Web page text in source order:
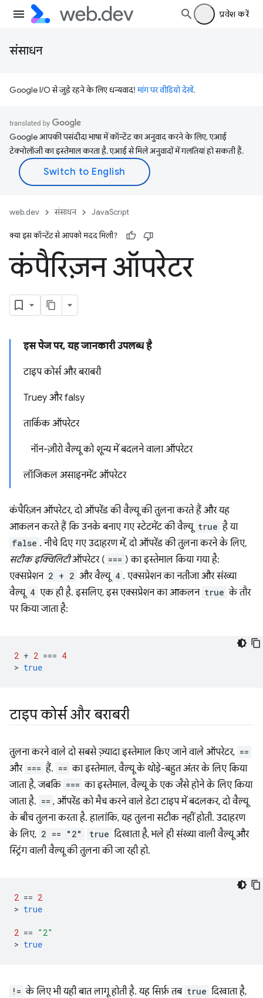
प्रवेश करें
संसाधन
Google I/O से जुड़े रहने के लिए धन्यवाद!मांग पर वीडियो देखें.
Google आपकी पसंदीदा भाषा में कॉन्टेंट का अनुवाद करने के लिए, एआई
टेक्नोलॉजी का इस्तेमाल करता है. एआई से मिले अनुवादों में गलतियां हो सकती हैं.
web.dev संसाधन JavaScript
क्या इस कॉन्टेंट से आपको मदद मिली?
कंपैरिज़न ऑपरेटर
इस पेज पर, यह जानकारी उपलब्ध है
टाइप कोर्स और बराबरी
Truey और falsy
तार्किक ऑपरेटर
नॉन-ज़ीरो वैल्यू को शून्य में बदलने वाला ऑपरेटर
लॉजिकल असाइनमेंट ऑपरेटर
कंपैरिज़न ऑपरेटर, दो ऑपरेंड की वैल्यू की तुलना करते हैं और यह
आकलन करते हैं कि उनके बनाए गए स्टेटमेंट की वैल्यू true है या
false . नीचे दिए गए उदाहरण में, दो ऑपरेंड की तुलना करने के लिए,
सटीक इक्विलिटीऑपरेटर ( === ) का इस्तेमाल किया गया है:
एक्सप्रेशन 2 + 2 और वैल्यू 4 . एक्सप्रेशन का नतीजा और संख्या
वैल्यू 4 एक ही है. इसलिए, इस एक्सप्रेशन का आकलन true के तौर
पर किया जाता है:
2 + 2 === 4
> true
टाइप कोर्स और बराबरी
तुलना करने वाले दो सबसे ज़्यादा इस्तेमाल किए जाने वाले ऑपरेटर, ==
और === हैं. == का इस्तेमाल, वैल्यू के थोड़े-बहुत अंतर के लिए किया
जाता है, जबकि === का इस्तेमाल, वैल्यू के एक जैसे होने के लिए किया
जाता है. == , ऑपरेंड को मैच करने वाले डेटा टाइप में बदलकर, दो वैल्यू
के बीच तुलना करता है. हालांकि, यह तुलना सटीक नहीं होती. उदाहरण
के लिए, 2 == "2" true दिखाता है, भले ही संख्या वाली वैल्यू और
स्ट्रिंग वाली वैल्यू की तुलना की जा रही हो.
2 == 2
> true
2 == "2"
> true
!= के लिए भी यही बात लागू होती है. यह सिर्फ़ तब true दिखाता है,